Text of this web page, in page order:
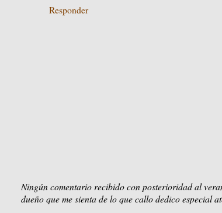
Responder
Ningún comentario recibido con posterioridad al
dueño que me sienta de lo que callo dedico especial